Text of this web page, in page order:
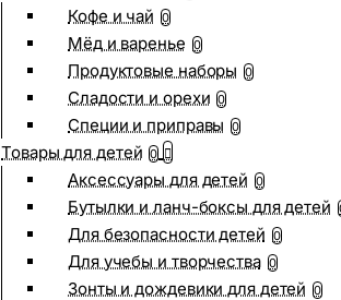
Кофе и чай 0
Мёд и варенье 0
Продуктовые наборы 0
Сладости и орехи 0
Специи и приправы 0
Товары для детей 0
Аксессуары для детей 0
Бутылки и ланч-боксы для детей
Для безопасности детей 0
Для учебы и творчества 0
Зонты и дождевики для детей 0